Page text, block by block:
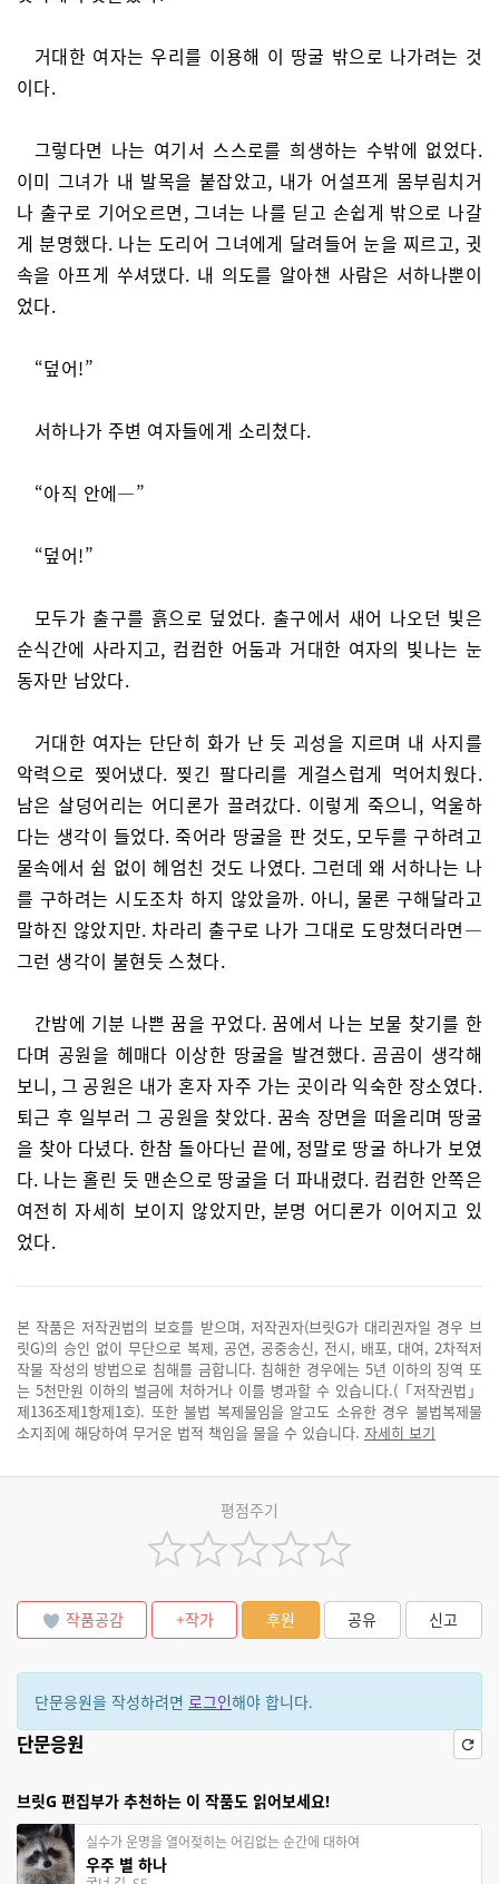
거대한 여자는 우리를 이용해 이 땅굴 밖으로 나가려는 것
이다.
그렇다면 나는 여기서 스스로를 희생하는 수밖에 없었다.
이미 그녀가 내 발목을 붙잡았고, 내가 어설프게 몸부림치거
나 출구로 기어오르면, 그녀는 나를 딛고 손쉽게 밖으로 나갈
게 분명했다. 나는 도리어 그녀에게 달려들어 눈을 찌르고, 귓
속을 아프게 쑤셔댔다. 내 의도를 알아챈 사람은 서하나뿐이
었다.
“덮어!”
서하나가 주변 여자들에게 소리쳤다.
“아직 안에—”
“덮어!”
모두가 출구를 흙으로 덮었다. 출구에서 새어 나오던 빛은
순식간에 사라지고, 컴컴한 어둠과 거대한 여자의 빛나는 눈
동자만 남았다.
거대한 여자는 단단히 화가 난 듯 괴성을 지르며 내 사지를
악력으로 찢어냈다. 찢긴 팔다리를 게걸스럽게 먹어치웠다.
남은 살덩어리는 어디론가 끌려갔다. 이렇게 죽으니, 억울하
다는 생각이 들었다. 죽어라 땅굴을 판 것도, 모두를 구하려고
물속에서 쉼 없이 헤엄친 것도 나였다. 그런데 왜 서하나는 나
를 구하려는 시도조차 하지 않았을까. 아니, 물론 구해달라고
말하진 않았지만. 차라리 출구로 나가 그대로 도망쳤더라면—
그런 생각이 불현듯 스쳤다.
간밤에 기분 나쁜 꿈을 꾸었다. 꿈에서 나는 보물 찾기를 한
다며 공원을 헤매다 이상한 땅굴을 발견했다. 곰곰이 생각해
보니, 그 공원은 내가 혼자 자주 가는 곳이라 익숙한 장소였다.
퇴근 후 일부러 그 공원을 찾았다. 꿈속 장면을 떠올리며 땅굴
을 찾아 다녔다. 한참 돌아다닌 끝에, 정말로 땅굴 하나가 보였
다. 나는 홀린 듯 맨손으로 땅굴을 더 파내렸다. 컴컴한 안쪽은
여전히 자세히 보이지 않았지만, 분명 어디론가 이어지고 있
었다.
본 작품은 저작권법의 보호를 받으며, 저작권자(브릿G가 대리권자일 경우 브
릿G)의 승인 없이 무단으로 복제, 공연, 공중송신, 전시, 배포, 대여, 2차적저
작물 작성의 방법으로 침해를 금합니다. 침해한 경우에는 5년 이하의 징역 또
는 5천만원 이하의 벌금에 처하거나 이를 병과할 수 있습니다.(「저작권법」
제136조제1항제1호). 또한 불법 복제물임을 알고도 소유한 경우 불법복제물
소지죄에 해당하여 무거운 법적 책임을 물을 수 있습니다. 자세히 보기
평점주기
작품공감 +작가 후원 공유 신고
단문응원을 작성하려면 로그인해야 합니다.
단문응원
브릿G 편집부가 추천하는 이 작품도 읽어보세요!
실수가 운명을 열어젖히는 어김없는 순간에 대하여
우주 별 하나